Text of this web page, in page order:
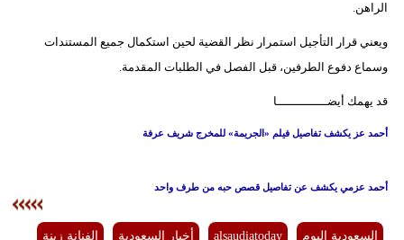
الراهن.
ويعني قرار التأجيل استمرار نظر القضية لحين استكمال جميع المستندات
وسماع دفوع الطرفين، قبل الفصل في الطلبات المقدمة.
قد يهمك أيضــــــــــــــا
أحمد عز يكشف تفاصيل فيلم «الجريمة» للمخرج شريف عرفة
أحمد عزمي يكشف عن تفاصيل قصص حبه من طرف واحد
السعودية اليوم alsaudiatoday أخبار السعودية الفنانة زينة